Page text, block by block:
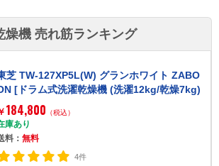
燥機 売れ筋ランキング
芝 TW-127XP5L(W) グランホワイト ZABO
[ドラム式洗濯乾燥機 (洗濯12kg/乾燥7kg)
左開き]
184,800 （税込）
庫あり
料：無料
4件